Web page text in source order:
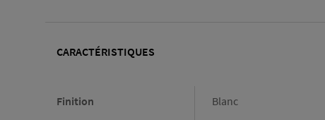
CARACTÉRISTIQUES
Finition Blanc